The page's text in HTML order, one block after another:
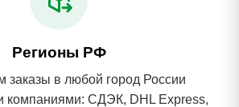
Регионы РФ
заказы в любой город России
компаниями: СДЭК, DHL Express,